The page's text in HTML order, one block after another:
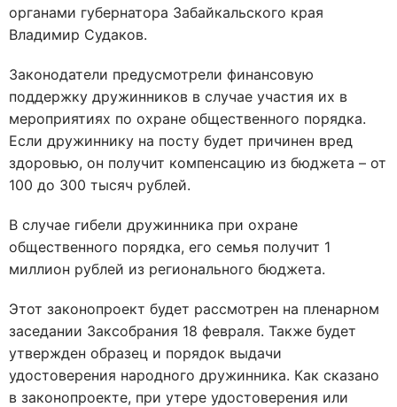
органами губернатора Забайкальского края
Владимир Судаков.
Законодатели предусмотрели финансовую
поддержку дружинников в случае участия их в
мероприятиях по охране общественного порядка.
Если дружиннику на посту будет причинен вред
здоровью, он получит компенсацию из бюджета – от
100 до 300 тысяч рублей.
В случае гибели дружинника при охране
общественного порядка, его семья получит 1
миллион рублей из регионального бюджета.
Этот законопроект будет рассмотрен на пленарном
заседании Заксобрания 18 февраля. Также будет
утвержден образец и порядок выдачи
удостоверения народного дружинника. Как сказано
в законопроекте, при утере удостоверения или